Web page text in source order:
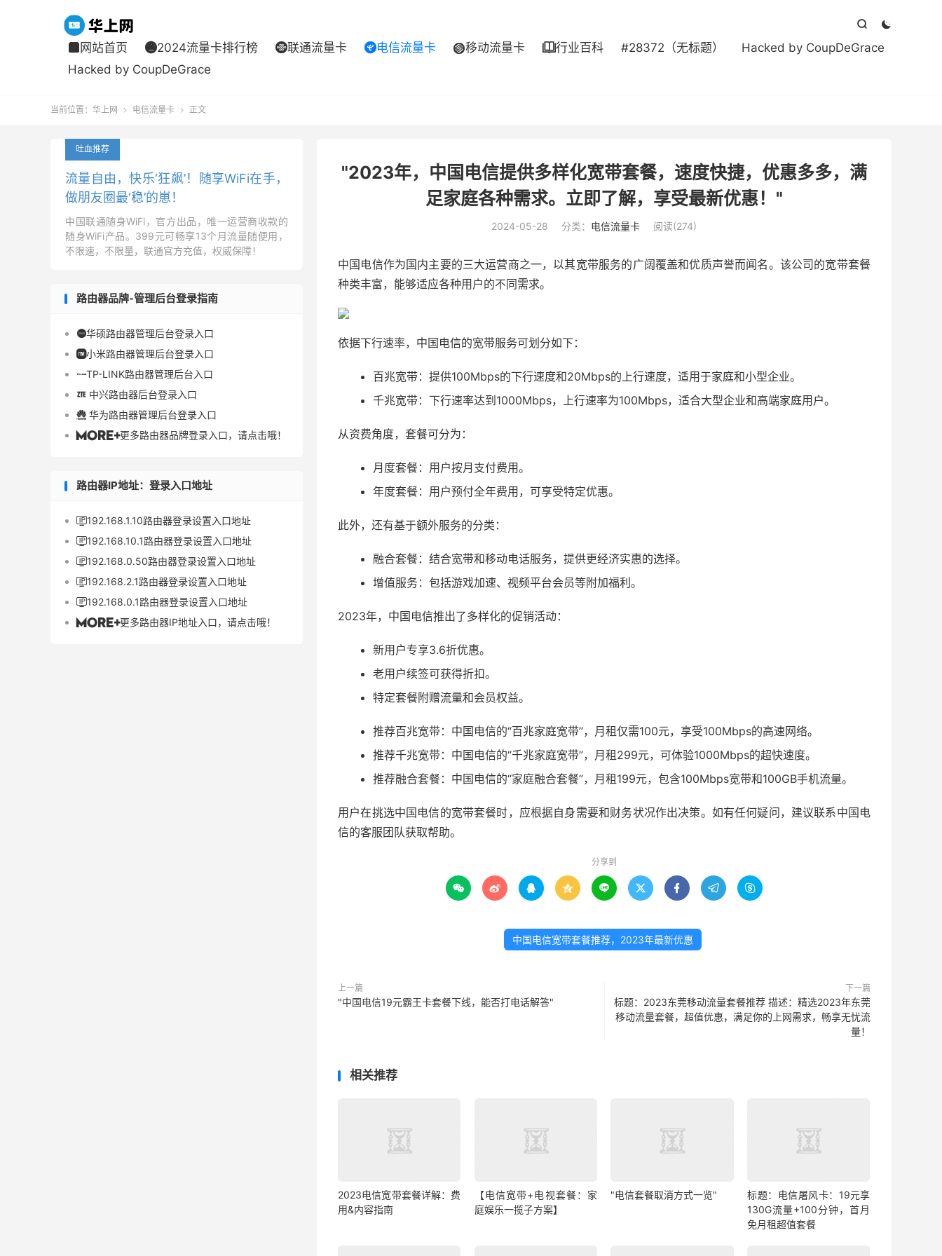


 网站首页 2024流量卡排行榜 联通流量卡 电信流量卡 移动流量卡 行业百科 #28372（无标题）
Hacked by CoupDeGrace
Hacked by CoupDeGrace
当前位置： 华上网  电信流量卡  正文
"2023年，中国电信提供多样化宽带套餐，速度快捷，优惠多多，满
足家庭各种需求。立即了解，享受最新优惠！"
2024-05-28 分类： 电信流量卡 阅读(274)
中国电信作为国内主要的三大运营商之一，以其宽带服务的广阔覆盖和优质声誉而闻名。该公司的宽带套餐
种类丰富，能够适应各种用户的不同需求。
依据下行速率，中国电信的宽带服务可划分如下：
百兆宽带：提供100Mbps的下行速度和20Mbps的上行速度，适用于家庭和小型企业。
千兆宽带：下行速率达到1000Mbps，上行速率为100Mbps，适合大型企业和高端家庭用户。
从资费角度，套餐可分为：
月度套餐：用户按月支付费用。
年度套餐：用户预付全年费用，可享受特定优惠。
此外，还有基于额外服务的分类：
融合套餐：结合宽带和移动电话服务，提供更经济实惠的选择。
增值服务：包括游戏加速、视频平台会员等附加福利。
2023年，中国电信推出了多样化的促销活动：
新用户专享3.6折优惠。
老用户续签可获得折扣。
特定套餐附赠流量和会员权益。
推荐百兆宽带：中国电信的“百兆家庭宽带”，月租仅需100元，享受100Mbps的高速网络。
推荐千兆宽带：中国电信的“千兆家庭宽带”，月租299元，可体验1000Mbps的超快速度。
推荐融合套餐：中国电信的“家庭融合套餐”，月租199元，包含100Mbps宽带和100GB手机流量。
用户在挑选中国电信的宽带套餐时，应根据自身需要和财务状况作出决策。如有任何疑问，建议联系中国电
信的客服团队获取帮助。
分享到
        
中国电信宽带套餐推荐，2023年最新优惠
上一篇
"中国电信19元霸王卡套餐下线，能否打电话解答"
下一篇
标题：2023东莞移动流量套餐推荐 描述：精选2023年东莞
移动流量套餐，超值优惠，满足你的上网需求，畅享无忧流
量！
相关推荐
2023电信宽带套餐详解：费
用&内容指南
【电信宽带+电视套餐：家
庭娱乐一揽子方案】
"电信套餐取消方式一览"
标题：电信屠风卡：19元享
130G流量+100分钟，首月
免月租超值套餐
吐血推荐
流量自由，快乐‘狂飙’！随享WiFi在手，
做朋友圈最‘稳’的崽！
中国联通随身WiFi，官方出品，唯一运营商收款的
随身WiFi产品。399元可畅享13个月流量随便用，
不限速，不限量，联通官方充值，权威保障！
路由器品牌-管理后台登录指南
华硕路由器管理后台登录入口
小米路由器管理后台登录入口
TP-LINK路由器管理后台入口
 中兴路由器后台登录入口
 华为路由器管理后台登录入口
更多路由器品牌登录入口，请点击哦！
路由器IP地址：登录入口地址
192.168.1.10路由器登录设置入口地址
192.168.10.1路由器登录设置入口地址
192.168.0.50路由器登录设置入口地址
192.168.2.1路由器登录设置入口地址
192.168.0.1路由器登录设置入口地址
更多路由器IP地址入口，请点击哦！